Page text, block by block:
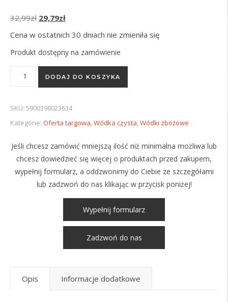
32,99zł Pierwotna cena wynosiła: 32,99zł.
29,79złAktualna cena wynosi: 29,79zł.
Cena w ostatnich 30 dniach nie zmieniła się
Produkt dostępny na zamówienie
ilość Ogiński 40% 500ml/700ml
DODAJ DO KOSZYKA
SKU: 5900398023634
Kategorie: Oferta targowa,Wódka czysta,Wódki zbożowe
Jeśli chcesz zamówić mniejszą ilość niż minimalna możliwa lub
chcesz dowiedzieć się więcej o produktach przed zakupem,
wypełnij formularz, a oddzwonimy do Ciebie ze szczegółami
lub zadzwoń do nas klikając w przycisk poniżej!
Wypełnij formularz
Zadzwoń do nas
Opis Informacje dodatkowe